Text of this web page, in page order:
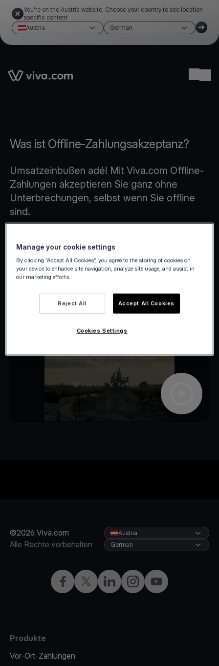
You're on the Austria website. Choose your country to see location-
specific content
Austria
German
Link to the homepage
Was ist Offline-Zahlungsakzeptanz?
Umsatzeinbußen adé! Mit Viva.com Offline-
Zahlungen akzeptieren Sie ganz ohne
Unterbrechungen, selbst wenn Sie offline
sind.
©2026 Viva.com
Alle Rechte vorbehalten
Facebook
X LinkedInInstagramYouTube
Austria
German
Produkte
Vor-Ort-Zahlungen
Manage your cookie settings
By clicking “Accept All Cookies”, you agree to the storing of cookies on
your device to enhance site navigation, analyze site usage, and assist in
our marketing efforts.
Reject All Accept All Cookies
Cookies Settings